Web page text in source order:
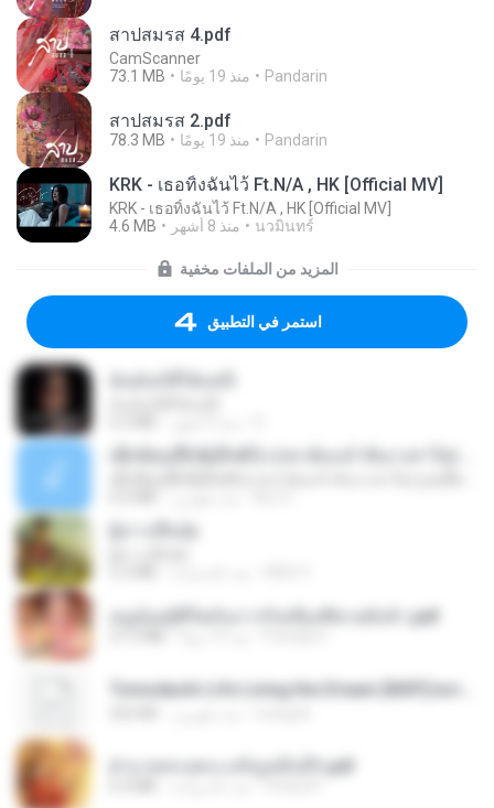
สาปสมรส 4.pdf
CamScanner
73.1 MB
منذ 19 يومًا Pandarin
สาปสมรส 2.pdf
78.3 MB منذ 19 يومًا Pandarin
KRK - เธอทิ้งฉันไว้ Ft.N/A , HK [Official MV]
KRK - เธอทิ้งฉันไว้ Ft.N/A , HK [Official MV]
4.6 MB
منذ 8 أشهر นวมินทร์
المزيد من الملفات مخفية
استمر في التطبيق
หนูน้อยสู้ชีวิตกับภารกิจเลี้ยงพี่ชายทั้งห้า.pdf
ฝ่าบาททรงพระเจริญหมื่นปี1.pdf